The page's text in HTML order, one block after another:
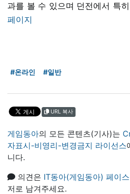
과를 볼 수 있으며 던전에서 특
페이지
#온라인 #일반
URL 복사
게임동아의 모든 콘텐츠(기사)는
자표시-비영리-변경금지 라이선스
니다.
의견은 IT동아(게임동아) 페이
저로 남겨주세요.